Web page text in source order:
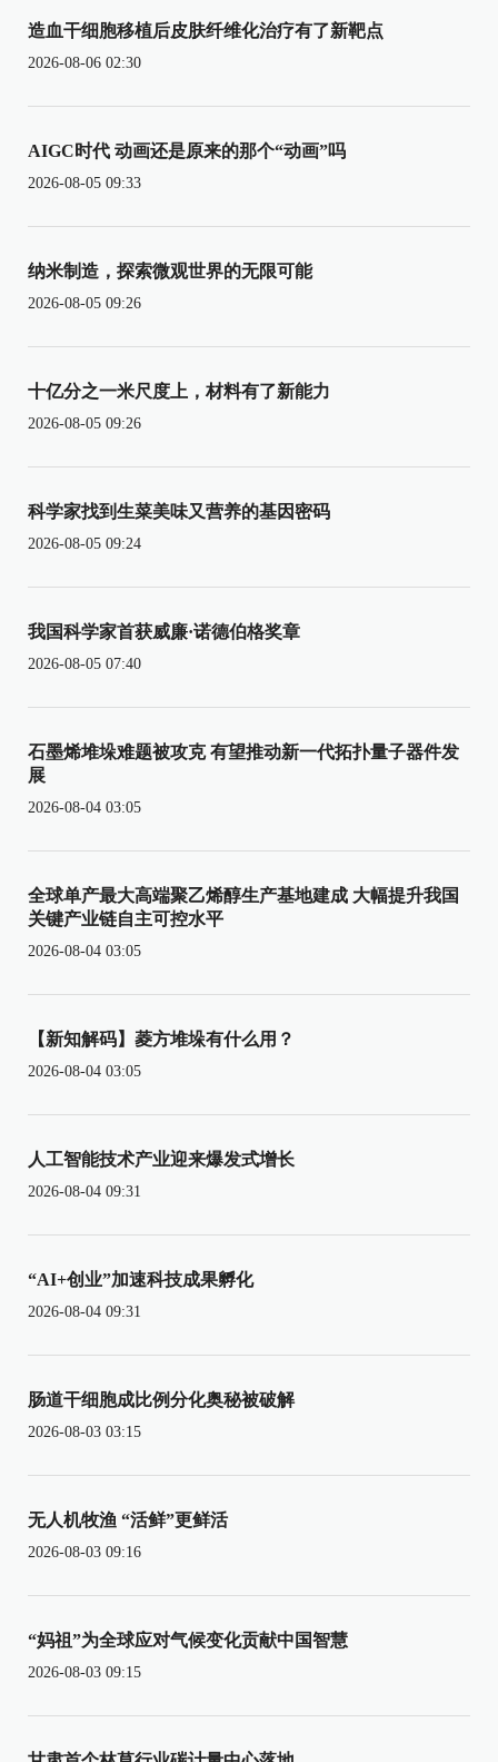
造血干细胞移植后皮肤纤维化治疗有了新靶点
2026-08-06 02:30
AIGC时代 动画还是原来的那个“动画”吗
2026-08-05 09:33
纳米制造，探索微观世界的无限可能
2026-08-05 09:26
十亿分之一米尺度上，材料有了新能力
2026-08-05 09:26
科学家找到生菜美味又营养的基因密码
2026-08-05 09:24
我国科学家首获威廉·诺德伯格奖章
2026-08-05 07:40
石墨烯堆垛难题被攻克 有望推动新一代拓扑量子器件发
展
2026-08-04 03:05
全球单产最大高端聚乙烯醇生产基地建成 大幅提升我国
关键产业链自主可控水平
2026-08-04 03:05
【新知解码】菱方堆垛有什么用？
2026-08-04 03:05
人工智能技术产业迎来爆发式增长
2026-08-04 09:31
“AI+创业”加速科技成果孵化
2026-08-04 09:31
肠道干细胞成比例分化奥秘被破解
2026-08-03 03:15
无人机牧渔 “活鲜”更鲜活
2026-08-03 09:16
“妈祖”为全球应对气候变化贡献中国智慧
2026-08-03 09:15